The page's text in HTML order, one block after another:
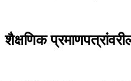
शैक्षणिक